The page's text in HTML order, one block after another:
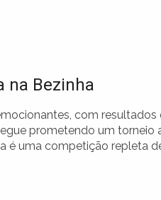
na Bezinha
com
prometendo um
é uma competição repleta